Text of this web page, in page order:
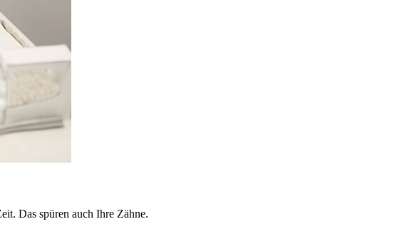
Das spüren auch Ihre Zähne.